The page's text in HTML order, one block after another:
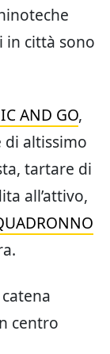
in città sono
AND GO,
di altissimo
tartare di
all’attivo,
catena
centro